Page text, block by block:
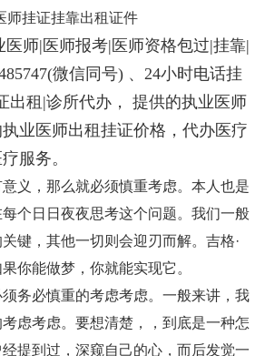
师挂证挂靠出租证件
医师|医师报考|医师资格包过|挂靠|
(微信同号) 、24小时电话挂
出租|诊所代办， 提供的执业医师
业医师出租挂证价格，代办医疗
服务。
义，那么就必须慎重考虑。本人也是
个日日夜夜思考这个问题。我们一般
键，其他一切则会迎刃而解。吉格·
你能做梦，你就能实现它。
务必慎重的考虑考虑。一般来讲，我
虑考虑。要想清楚，，到底是一种怎
提到过，深窥自己的心，而后发觉一